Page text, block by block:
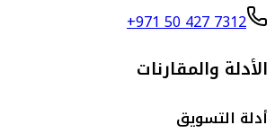
+971 50 427 7312
الأدلة والمقارنات
أدلة التسويق